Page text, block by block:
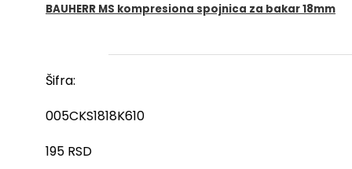
BAUHERR MS kompresiona spojnica za bakar 18mm
Šifra:
005CKS1818K610
195 RSD